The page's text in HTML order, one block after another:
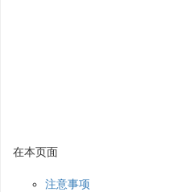
在本页面
注意事项